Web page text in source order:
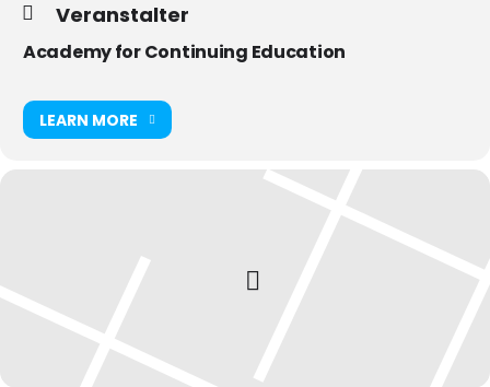
Veranstalter
Academy for Continuing Education
LEARN MORE